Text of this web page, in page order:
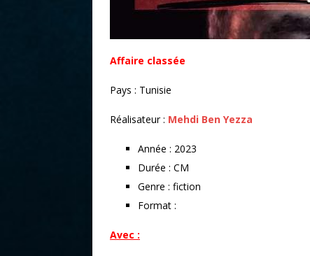
Affaire classée
Pays : Tunisie
Réalisateur : Mehdi Ben Yezza
Année : 2023
Durée : CM
Genre : fiction
Format :
Avec :